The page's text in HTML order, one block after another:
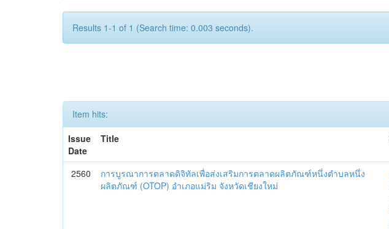
Results 1-1 of 1 (Search time: 0.003 seconds).
Item hits:
Issue
Date
Title
2560
การบูรณาการตลาดดิจิทัลเพื่อส่งเสริมการตลาดผลิตภัณฑ์หนึ่งตำบลหนึ่ง
ผลิตภัณฑ์ (OTOP) อำเภอแม่ริม จังหวัดเชียงใหม่